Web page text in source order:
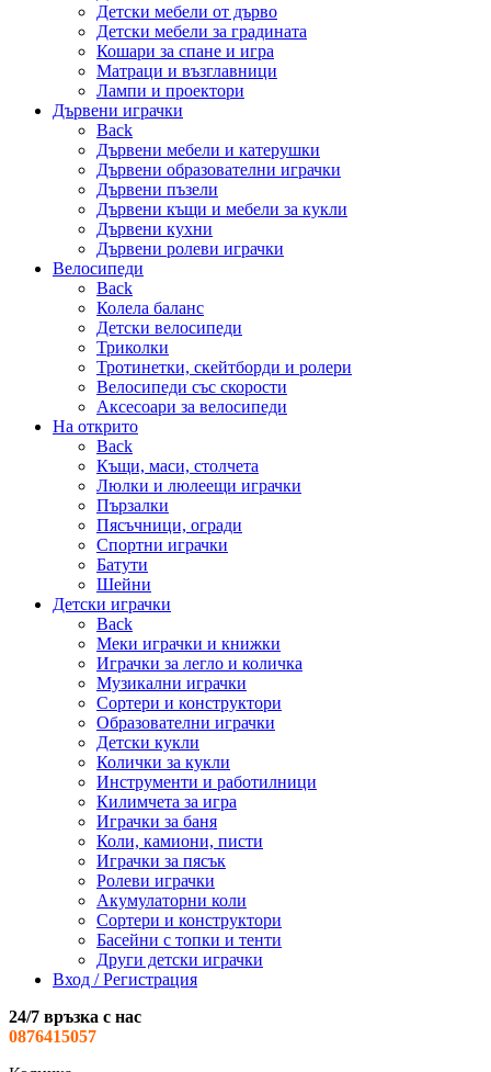
Детски мебели от дърво
Детски мебели за градината
Кошари за спане и игра
Матраци и възглавници
Лампи и проектори
Дървени играчки
Back
Дървени мебели и катерушки
Дървени образователни играчки
Дървени пъзели
Дървени къщи и мебели за кукли
Дървени кухни
Дървени ролеви играчки
Велосипеди
Back
Колела баланс
Детски велосипеди
Триколки
Тротинетки, скейтборди и ролери
Велосипеди със скорости
Аксесоари за велосипеди
На открито
Back
Къщи, маси, столчета
Люлки и люлеещи играчки
Пързалки
Пясъчници, огради
Спортни играчки
Батути
Шейни
Детски играчки
Back
Меки играчки и книжки
Играчки за легло и количка
Музикални играчки
Сортери и конструктори
Образователни играчки
Детски кукли
Колички за кукли
Инструменти и работилници
Килимчета за игра
Играчки за баня
Коли, камиони, писти
Играчки за пясък
Ролеви играчки
Акумулаторни коли
Сортери и конструктори
Басейни с топки и тенти
Други детски играчки
Вход / Регистрация
24/7 връзка с нас
0876415057